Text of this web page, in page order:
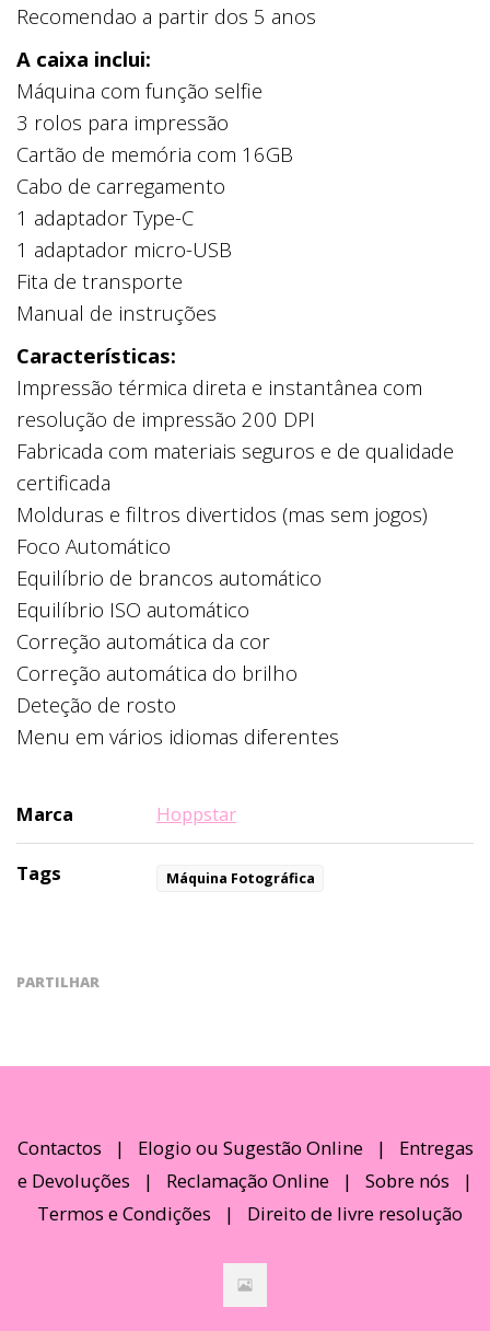
Recomendao a partir dos 5 anos
A caixa inclui:
Máquina com função selfie
3 rolos para impressão
Cartão de memória com 16GB
Cabo de carregamento
1 adaptador Type-C
1 adaptador micro-USB
Fita de transporte
Manual de instruções
Características:
Impressão térmica direta e instantânea com
resolução de impressão 200 DPI
Fabricada com materiais seguros e de qualidade
certificada
Molduras e filtros divertidos (mas sem jogos)
Foco Automático
Equilíbrio de brancos automático
Equilíbrio ISO automático
Correção automática da cor
Correção automática do brilho
Deteção de rosto
Menu em vários idiomas diferentes
Marca Hoppstar
Tags Máquina Fotográfica
PARTILHAR
Contactos | Elogio ou Sugestão Online| Entregas
e Devoluções | Reclamação Online | Sobre nós |
Termos e Condições | Direito de livre resolução